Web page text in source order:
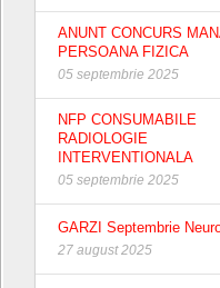
ANUNT CONCURS
PERSOANA FIZICA
05 septembrie 2025
NFP CONSUMABILE
RADIOLOGIE
INTERVENTIONALA
05 septembrie 2025
GARZI Septembrie
27 august 2025